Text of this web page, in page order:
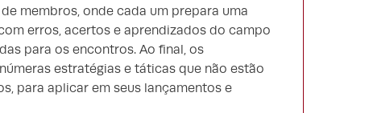
membros, onde cada um prepara uma
erros, acertos e aprendizados do campo
para os encontros. Ao final, os
estratégias e táticas que não estão
para aplicar em seus lançamentos e